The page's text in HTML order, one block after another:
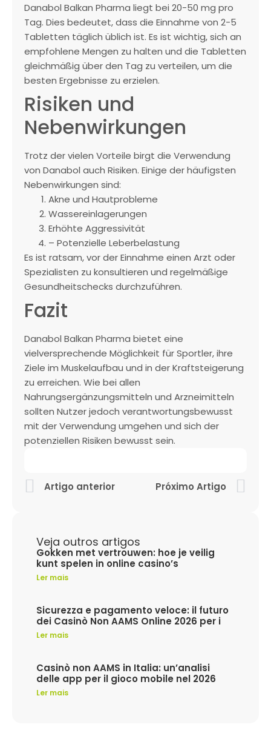
Danabol Balkan Pharma liegt bei 20-50 mg pro
Tag. Dies bedeutet, dass die Einnahme von 2-5
Tabletten täglich üblich ist. Es ist wichtig, sich an
empfohlene Mengen zu halten und die Tabletten
gleichmäßig über den Tag zu verteilen, um die
besten Ergebnisse zu erzielen.
Risiken und
Nebenwirkungen
Trotz der vielen Vorteile birgt die Verwendung
von Danabol auch Risiken. Einige der häufigsten
Nebenwirkungen sind:
Akne und Hautprobleme
Wassereinlagerungen
Erhöhte Aggressivität
– Potenzielle Leberbelastung
Es ist ratsam, vor der Einnahme einen Arzt oder
Spezialisten zu konsultieren und regelmäßige
Gesundheitschecks durchzuführen.
Fazit
Danabol Balkan Pharma bietet eine
vielversprechende Möglichkeit für Sportler, ihre
Ziele im Muskelaufbau und in der Kraftsteigerung
zu erreichen. Wie bei allen
Nahrungsergänzungsmitteln und Arzneimitteln
sollten Nutzer jedoch verantwortungsbewusst
mit der Verwendung umgehen und sich der
potenziellen Risiken bewusst sein.
Artigo anterior Próximo Artigo
Veja outros artigos
Gokken met vertrouwen: hoe je veilig
kunt spelen in online casino’s
Ler mais
Sicurezza e pagamento veloce: il futuro
dei Casinò Non AAMS Online 2026 per i
Ler mais
Casinò non AAMS in Italia: un’analisi
delle app per il gioco mobile nel 2026
Ler mais